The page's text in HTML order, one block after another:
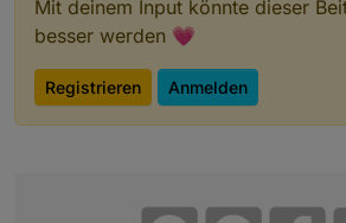
Mit deinem Input könnte dieser
besser werden 💗
Registrieren Anmelden